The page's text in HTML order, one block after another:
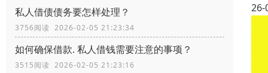
私人借债债务要怎样处理？
3756阅读 2026-02-05 21:23:34
如何确保借款. 私人借钱需要注意的事项？
3515阅读 2026-02-05 21:23:16
26-